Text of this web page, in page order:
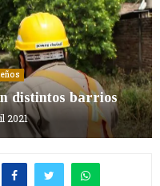
distintos barrios
2021